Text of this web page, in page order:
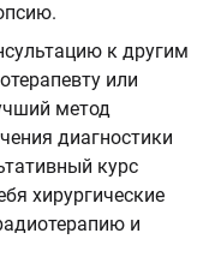
к другим
или
метод
диагностики
курс
хирургические
и